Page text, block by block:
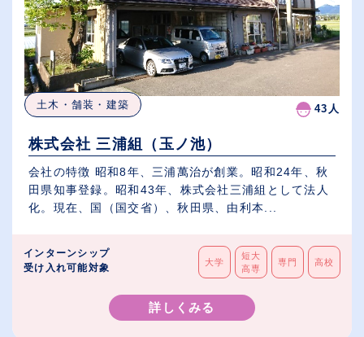
土木・舗装・建築 43人
株式会社 三浦組（玉ノ池）
会社の特徴 昭和8年、三浦萬治が創業。昭和24年、秋
田県知事登録。昭和43年、株式会社三浦組として法人
化。現在、国（国交省）、秋田県、由利本...
インターンシップ
受け入れ可能対象
大学
短大
高専
専門 高校
詳しくみる